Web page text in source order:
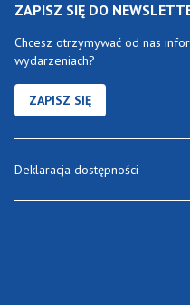
ZAPISZ SIĘ DO
Chcesz otrzymywać od nas
wydarzeniach?
ZAPISZ SIĘ
Deklaracja dostępności